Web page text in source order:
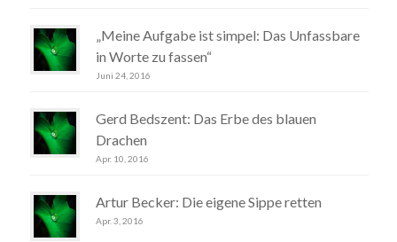
„Meine Aufgabe ist simpel: Das Unfassbare
in Worte zu fassen“
Juni 24, 2016
Gerd Bedszent: Das Erbe des blauen
Drachen
Apr. 10, 2016
Artur Becker: Die eigene Sippe retten
Apr. 3, 2016